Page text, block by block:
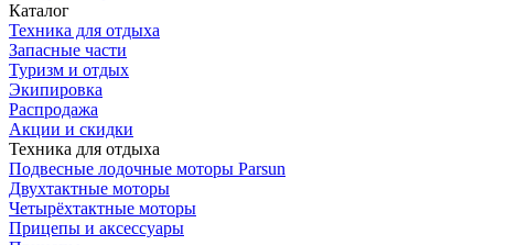
Каталог
Техника для отдыха
Запасные части
Туризм и отдых
Экипировка
Распродажа
Акции и скидки
Техника для отдыха
Подвесные лодочные моторы Parsun
Двухтактные моторы
Четырёхтактные моторы
Прицепы и аксессуары